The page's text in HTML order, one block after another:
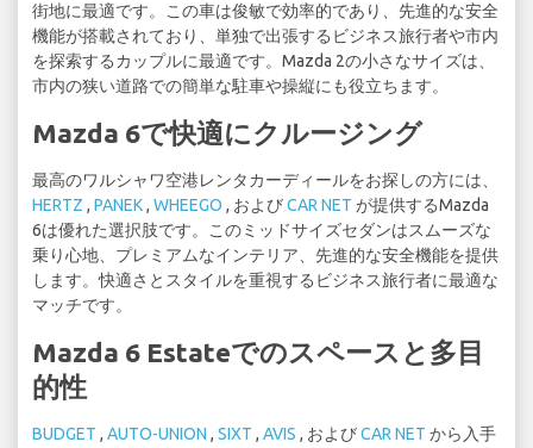
街地に最適です。この車は俊敏で効率的であり、先進的な安全
機能が搭載されており、単独で出張するビジネス旅行者や市内
を探索するカップルに最適です。Mazda 2の小さなサイズは、
市内の狭い道路での簡単な駐車や操縦にも役立ちます。
Mazda 6で快適にクルージング
最高のワルシャワ空港レンタカーディールをお探しの方には、
HERTZ , PANEK, WHEEGO , およびCAR NET が提供するMazda
6は優れた選択肢です。このミッドサイズセダンはスムーズな
乗り心地、プレミアムなインテリア、先進的な安全機能を提供
します。快適さとスタイルを重視するビジネス旅行者に最適な
マッチです。
Mazda 6 Estateでのスペースと多目
的性
BUDGET , AUTO-UNION , SIXT , AVIS , およびCAR NET から入手